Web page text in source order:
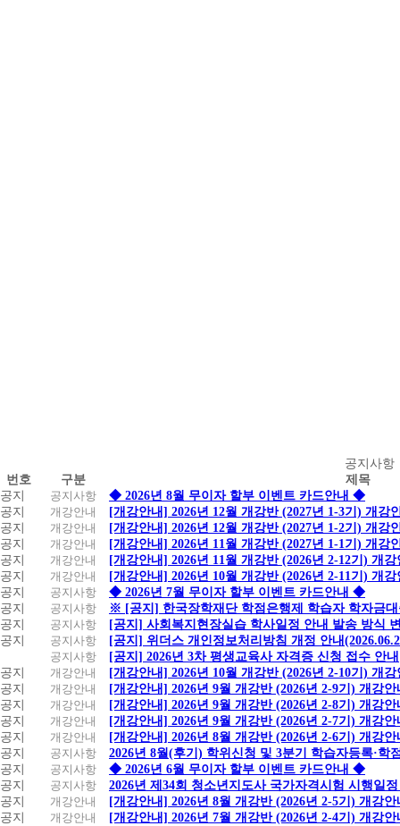
지
사
항
공지사항
번호
구분
제목
공지
공지사항
◆ 2026년 8월 무이자 할부 이벤트 카드안내 ◆
공지
개강안내
[개강안내] 2026년 12월 개강반 (2027년 1-3기) 개강
공지
개강안내
[개강안내] 2026년 12월 개강반 (2027년 1-2기) 개강
공지
개강안내
[개강안내] 2026년 11월 개강반 (2027년 1-1기) 개강
공지
개강안내
[개강안내] 2026년 11월 개강반 (2026년 2-12기) 개강
공지
개강안내
[개강안내] 2026년 10월 개강반 (2026년 2-11기) 개강
공지
공지사항
◆ 2026년 7월 무이자 할부 이벤트 카드안내 ◆
공지
공지사항
※ [공지] 한국장학재단 학점은행제 학습자 학자금
공지
공지사항
[공지] 사회복지현장실습 학사일정 안내 발송 방식
공지
공지사항
[공지] 위더스 개인정보처리방침 개정 안내
공지사항
[공지] 2026년 3차 평생교육사 자격증 신청 접수 안내
공지
개강안내
[개강안내] 2026년 10월 개강반 (2026년 2-10기) 개강
공지
개강안내
[개강안내] 2026년 9월 개강반 (2026년 2-9기) 개강안
공지
개강안내
[개강안내] 2026년 9월 개강반 (2026년 2-8기) 개강안
공지
개강안내
[개강안내] 2026년 9월 개강반 (2026년 2-7기) 개강안
공지
개강안내
[개강안내] 2026년 8월 개강반 (2026년 2-6기) 개강안
공지
공지사항
2026년 8월(후기) 학위신청 및 3분기 학습자등록·학
공지
공지사항
◆ 2026년 6월 무이자 할부 이벤트 카드안내 ◆
공지
공지사항
2026년 제34회 청소년지도사 국가자격시험 시행일
공지
개강안내
[개강안내] 2026년 8월 개강반 (2026년 2-5기) 개강안
공지
개강안내
[개강안내] 2026년 7월 개강반 (2026년 2-4기) 개강안